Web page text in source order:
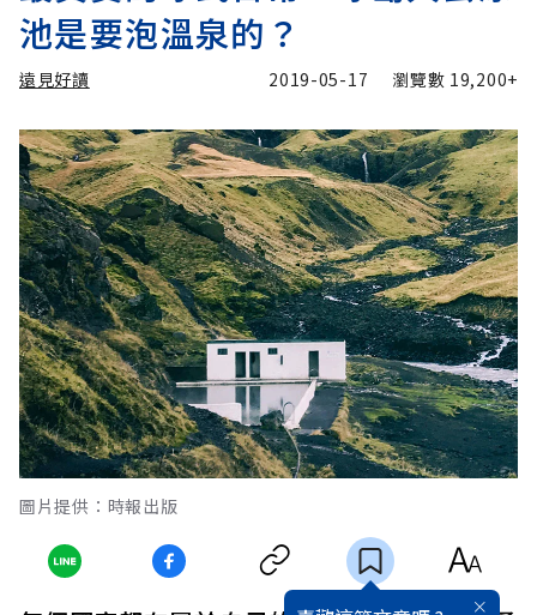
池是要泡溫泉的？
遠見好讀 2019-05-17 瀏覽數 19,200+
圖片提供：時報出版